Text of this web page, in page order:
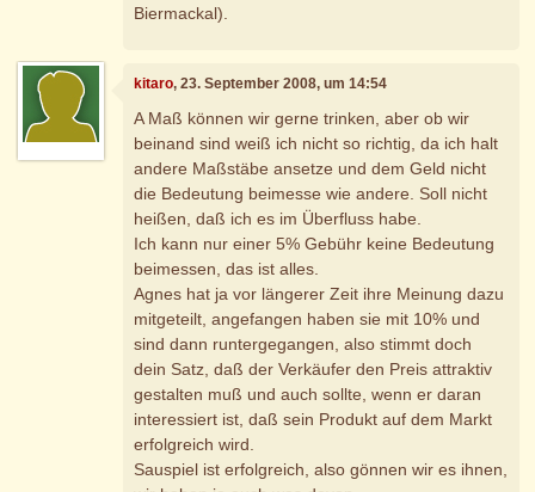
Biermackal).
kitaro, 23. September 2008, um 14:54
A Maß können wir gerne trinken, aber ob wir
beinand sind weiß ich nicht so richtig, da ich halt
andere Maßstäbe ansetze und dem Geld nicht
die Bedeutung beimesse wie andere. Soll nicht
heißen, daß ich es im Überfluss habe.
Ich kann nur einer 5% Gebühr keine Bedeutung
beimessen, das ist alles.
Agnes hat ja vor längerer Zeit ihre Meinung dazu
mitgeteilt, angefangen haben sie mit 10% und
sind dann runtergegangen, also stimmt doch
dein Satz, daß der Verkäufer den Preis attraktiv
gestalten muß und auch sollte, wenn er daran
interessiert ist, daß sein Produkt auf dem Markt
erfolgreich wird.
Sauspiel ist erfolgreich, also gönnen wir es ihnen,